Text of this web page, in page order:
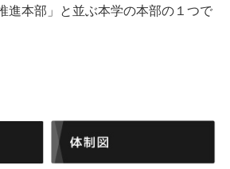
進本部」と並ぶ本学の本部の１つで